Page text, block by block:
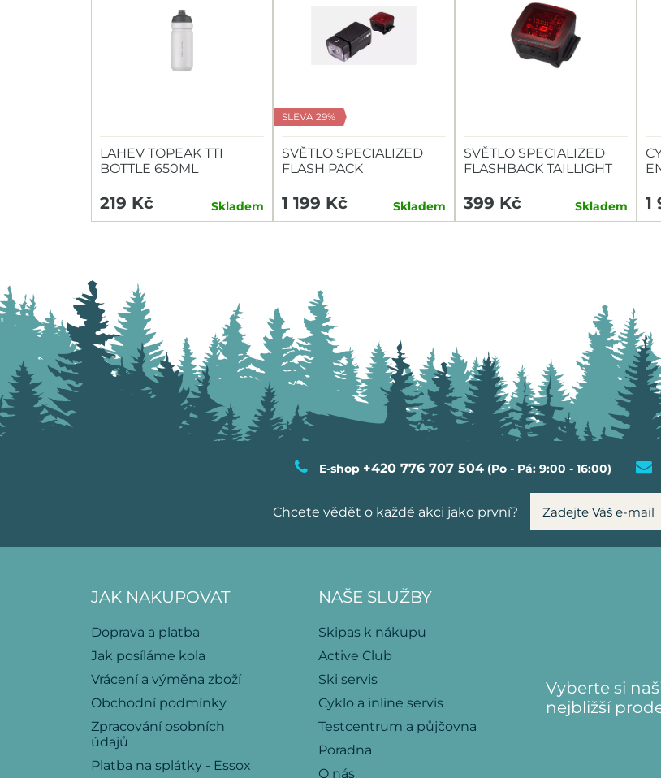
LAHEV TOPEAK TTI
BOTTLE 650ML
219 Kč Skladem
SLEVA 29%
SVĚTLO SPECIALIZED
FLASH PACK
1 199 Kč Skladem
SVĚTLO SPECIALIZED
FLASHBACK TAILLIGHT
399 Kč Skladem 1
E-shop +420 776 707 504(Po - Pá: 9:00 - 16:00)
Chcete vědět o každé akci jako první?
JAK NAKUPOVAT
Doprava a platba
Jak posíláme kola
Vrácení a výměna zboží
Obchodní podmínky
Zpracování osobních
údajů
Platba na splátky - Essox
NAŠE SLUŽBY
Skipas k nákupu
Active Club
Ski servis
Cyklo a inline servis
Testcentrum a půjčovna
Poradna
O nás
Vyberte si
nejbližší